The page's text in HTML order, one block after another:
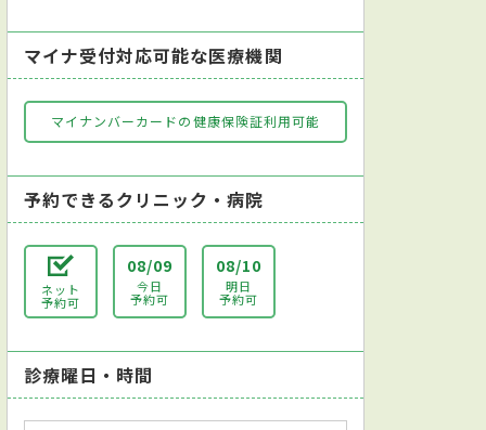
マイナ受付対応可能な医療機関
マイナンバーカードの健康保険証利用可能
予約できるクリニック・病院
ネット
予約可
08/09
今日
予約可
08/10
明日
予約可
診療曜日・時間